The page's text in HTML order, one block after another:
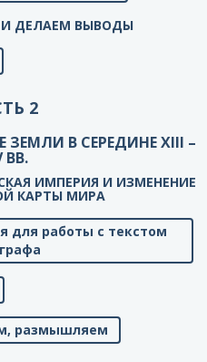
И ДЕЛАЕМ ВЫВОДЫ
2
ЗЕМЛИ В СЕРЕДИНЕ XIII –
ВВ.
ИМПЕРИЯ И ИЗМЕНЕНИЕ
КАРТЫ МИРА
для работы с текстом
размышляем